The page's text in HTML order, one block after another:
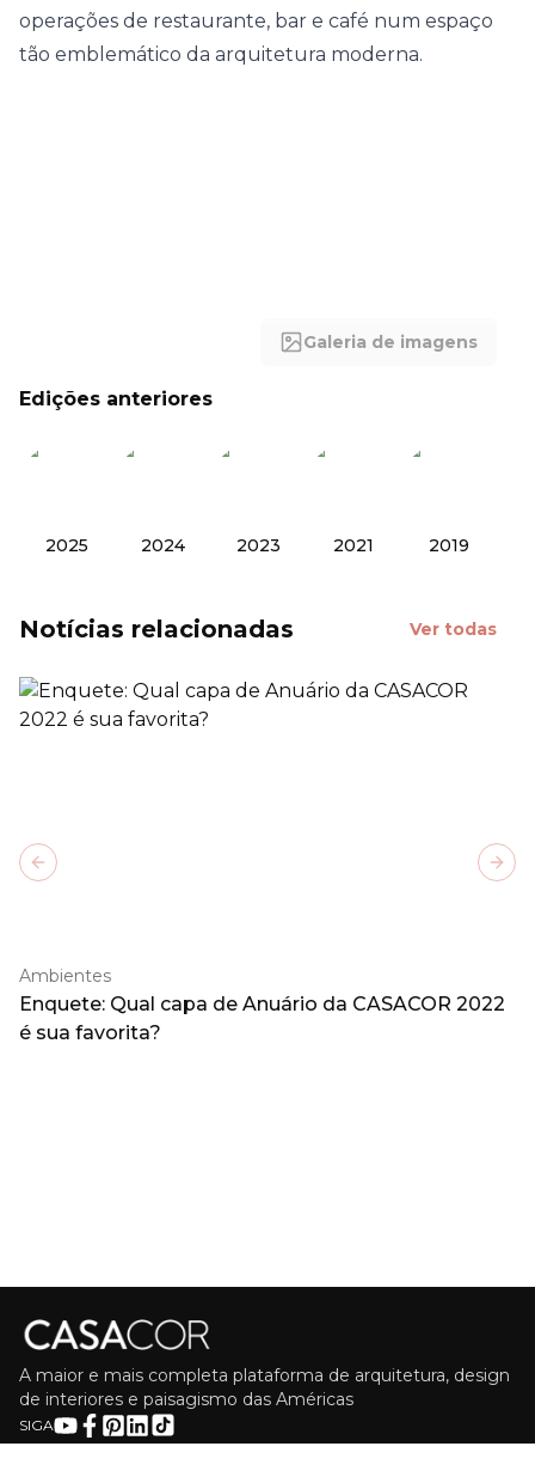
operações de restaurante, bar e café num espaço
tão emblemático da arquitetura moderna.
Galeria de imagens
Edições anteriores
2025 2024 2023 2021 2019
Notícias relacionadas Ver todas
Ambientes
Enquete: Qual capa de Anuário da CASACOR 2022
é sua favorita?
Previous slide
A maior e mais completa plataforma de arquitetura, design
de interiores e paisagismo das Américas
SIGA